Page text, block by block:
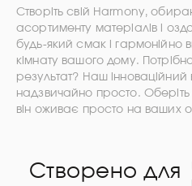
Створіть свій Harmony,
асортименту матеріалів і
будь-який смак і гармонійно
кімнату вашого дому.
результат? Наш інноваційний
надзвичайно просто. Оберіть
він оживає просто на ваших
Створено для